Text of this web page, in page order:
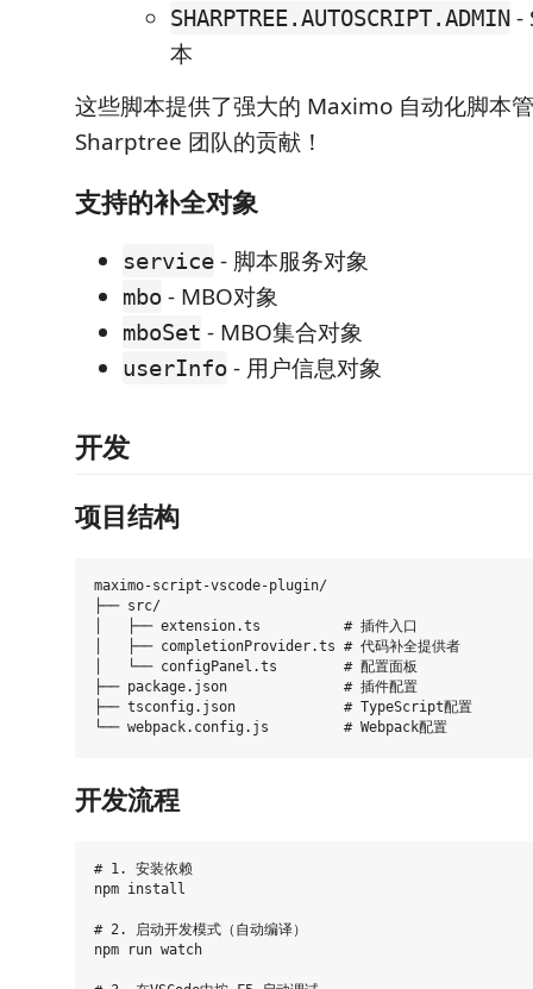
SHARPTREE.AUTOSCRIPT.ADMIN -
本
这些脚本提供了强大的 Maximo 自动化脚本
Sharptree 团队的贡献！
支持的补全对象
service - 脚本服务对象
mbo - MBO对象
mboSet - MBO集合对象
userInfo - 用户信息对象
开发
项目结构
maximo-script-vscode-plugin/
├── src/
│   ├── extension.ts          # 插件入口
│   ├── completionProvider.ts # 代码补全提供者
│   └── configPanel.ts        # 配置面板
├── package.json              # 插件配置
├── tsconfig.json             # TypeScript配置
开发流程
# 1. 安装依赖
npm install
# 2. 启动开发模式（自动编译）
npm run watch